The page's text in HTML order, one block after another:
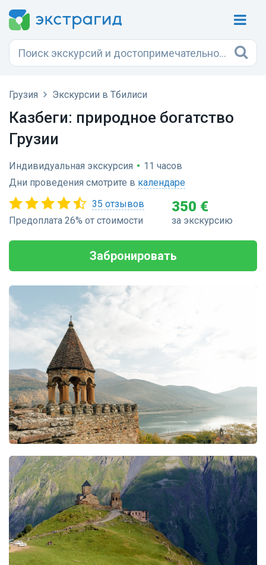
Грузия Экскурсии в Тбилиси
Казбеги: природное богатство
Грузии
Индивидуальная экскурсия • 11 часов
Дни проведения смотрите в календаре
35 отзывов
Предоплата 26% от стоимости
350 €
за экскурсию
Забронировать